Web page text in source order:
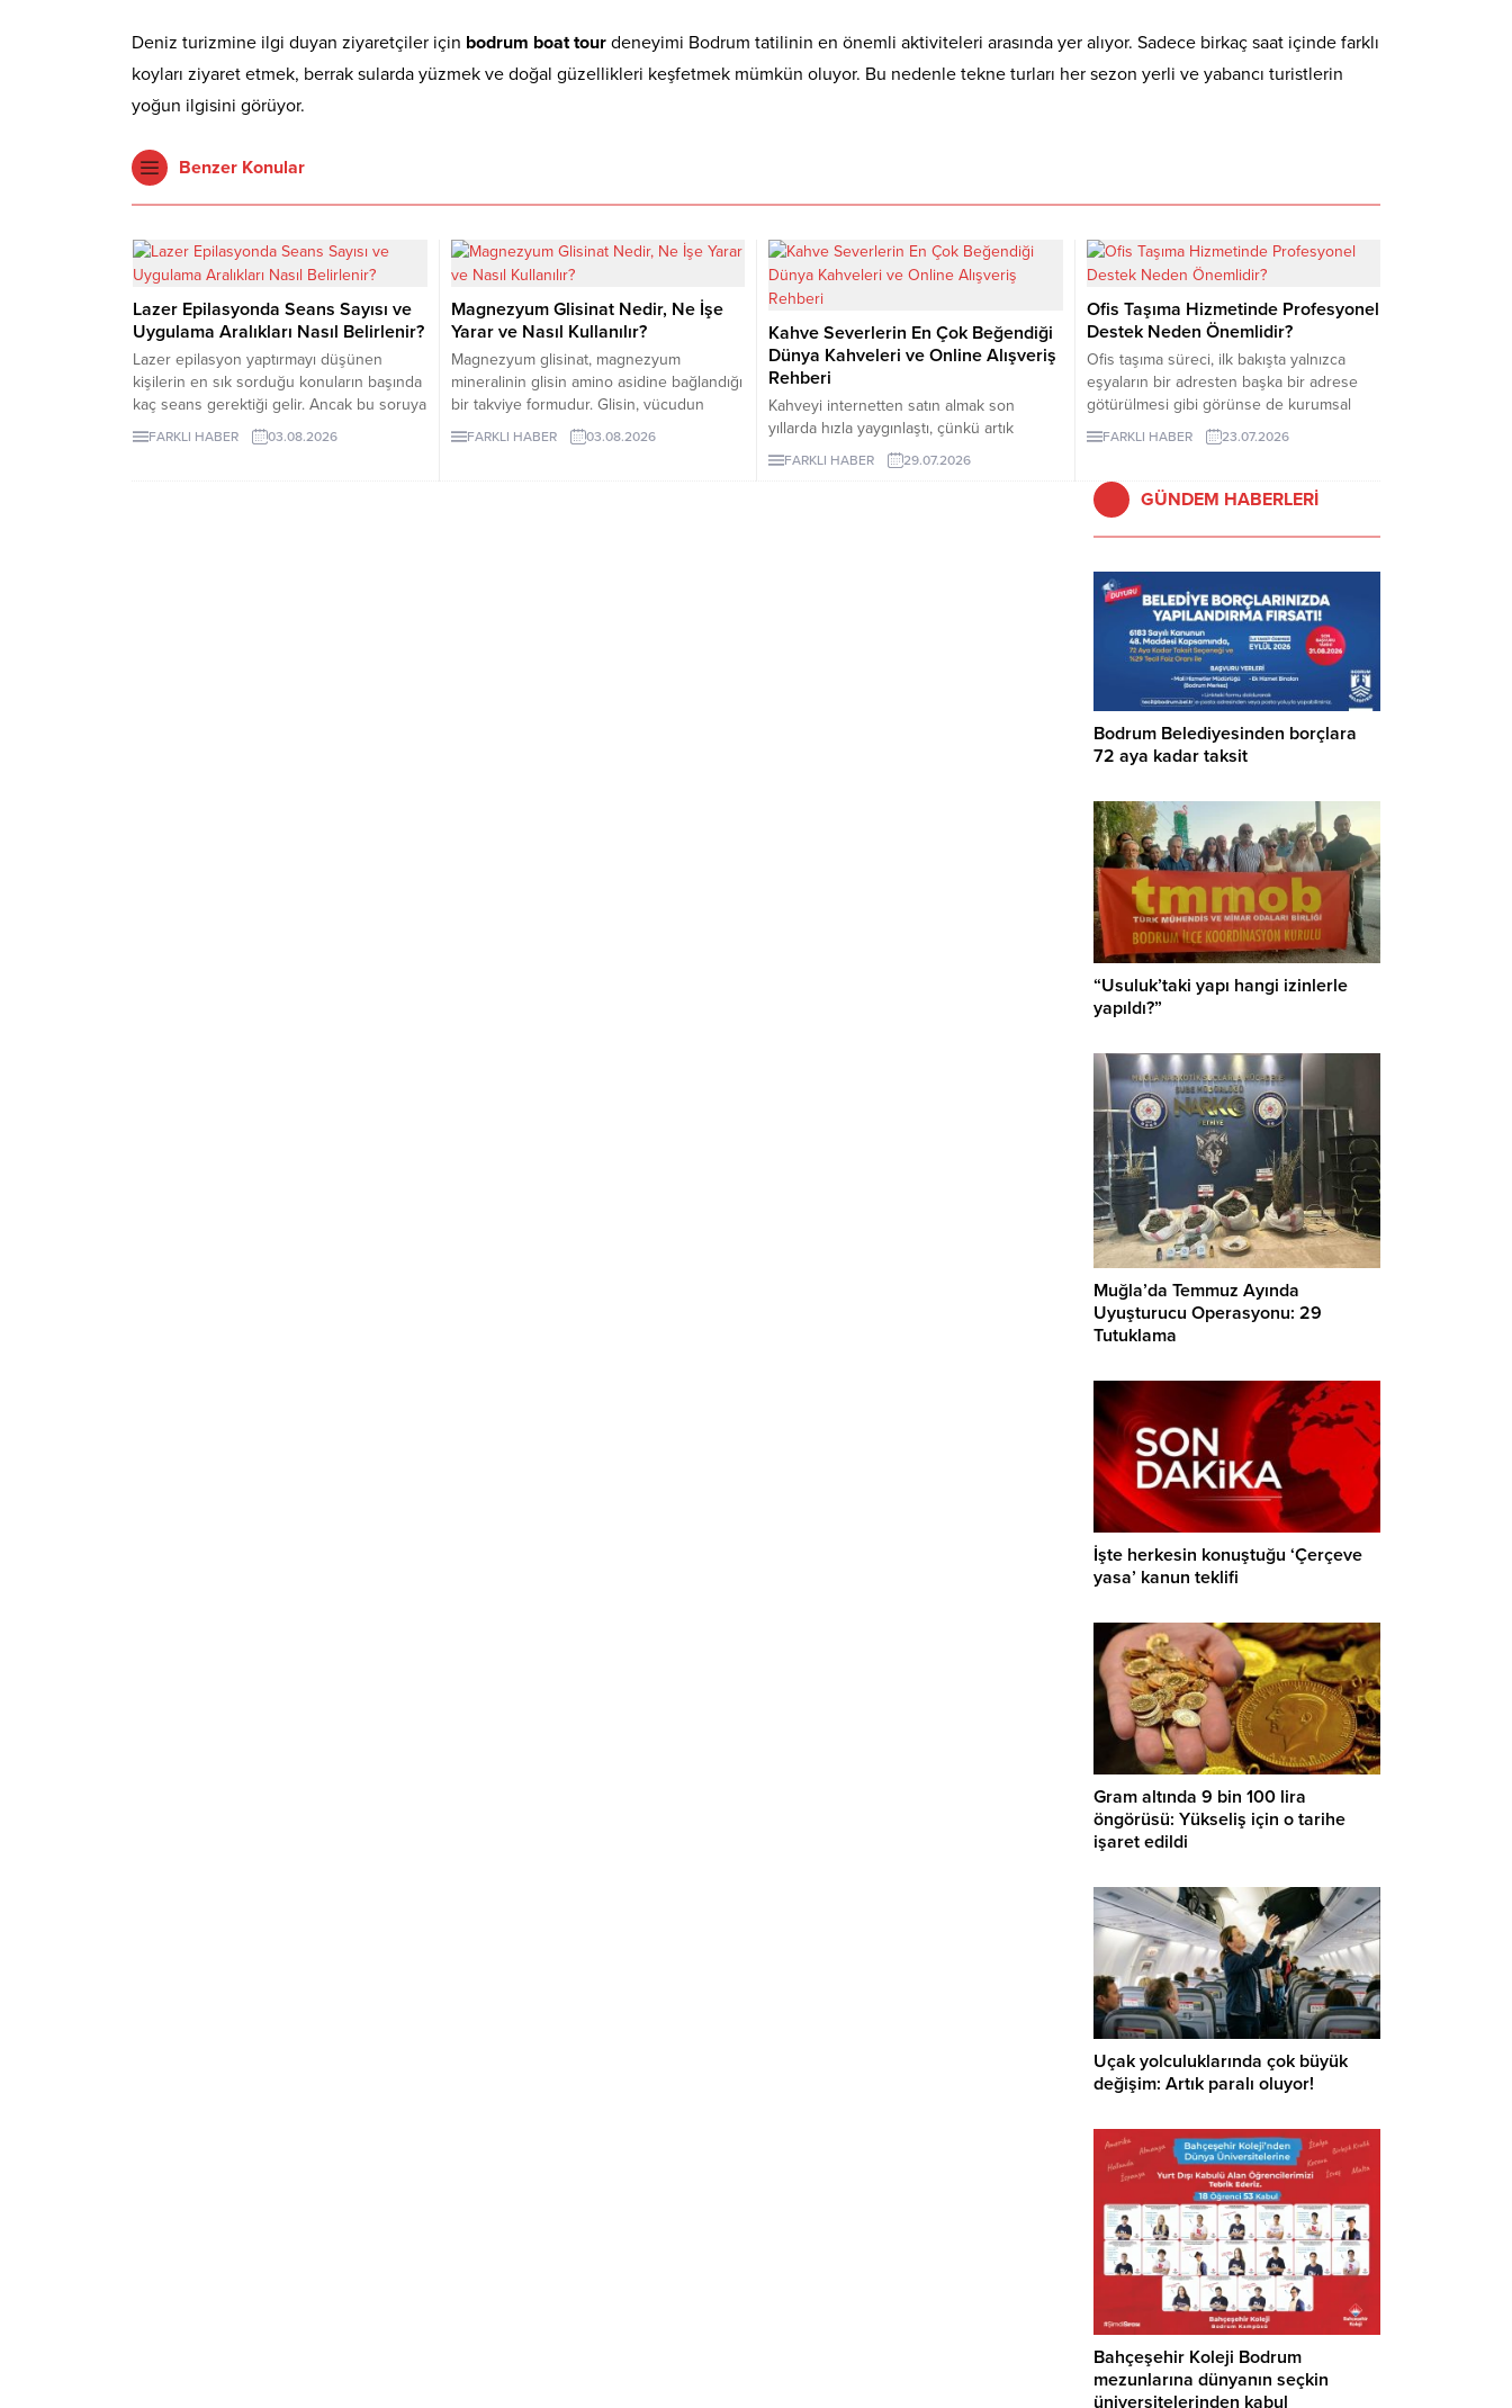
Deniz turizmine ilgi duyan ziyaretçiler için bodrum boat tour deneyimi Bodrum tatilinin en önemli aktiviteleri arasında yer alıyor. Sadece birkaç saat içinde farklı
koyları ziyaret etmek, berrak sularda yüzmek ve doğal güzellikleri keşfetmek mümkün oluyor. Bu nedenle tekne turları her sezon yerli ve yabancı turistlerin
yoğun ilgisini görüyor.
Benzer Konular
Lazer Epilasyonda Seans Sayısı ve
Uygulama Aralıkları Nasıl Belirlenir?
Lazer epilasyon yaptırmayı düşünen
kişilerin en sık sorduğu konuların başında
kaç seans gerektiği gelir. Ancak bu soruya
herkes için geçerli tek bir sayı vermek
mümkün değildir. Cilt rengi, kılın kalınlığı,
FARKLI HABER 03.08.2026
Magnezyum Glisinat Nedir, Ne İşe
Yarar ve Nasıl Kullanılır?
Magnezyum glisinat, magnezyum
mineralinin glisin amino asidine bağlandığı
bir takviye formudur. Glisin, vücudun
protein yapımında kullandığı en küçük
amino asittir ve burada minerali taşıyan
FARKLI HABER 03.08.2026
Kahve Severlerin En Çok Beğendiği
Dünya Kahveleri ve Online Alışveriş
Rehberi
Kahveyi internetten satın almak son
yıllarda hızla yaygınlaştı, çünkü artık
dünyanın en özel yörelerinden gelen
çekirdekler birkaç tıkla kapınıza kadar
FARKLI HABER 29.07.2026
Ofis Taşıma Hizmetinde Profesyonel
Destek Neden Önemlidir?
Ofis taşıma süreci, ilk bakışta yalnızca
eşyaların bir adresten başka bir adrese
götürülmesi gibi görünse de kurumsal
işletmeler için bundan çok daha geniş bir
FARKLI HABER 23.07.2026
GÜNDEM HABERLERİ
Bodrum Belediyesinden borçlara
72 aya kadar taksit
“Usuluk’taki yapı hangi izinlerle
yapıldı?”
Muğla’da Temmuz Ayında
Uyuşturucu Operasyonu: 29
Tutuklama
İşte herkesin konuştuğu ‘Çerçeve
yasa’ kanun teklifi
Gram altında 9 bin 100 lira
öngörüsü: Yükseliş için o tarihe
işaret edildi
Uçak yolculuklarında çok büyük
değişim: Artık paralı oluyor!
Bahçeşehir Koleji Bodrum
mezunlarına dünyanın seçkin
üniversitelerinden kabul